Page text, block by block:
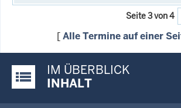
Seite 3 von 4
[Alle Termine auf einer
Justiz-Portal im Überblick:
IM ÜBERBLICK
INHALT